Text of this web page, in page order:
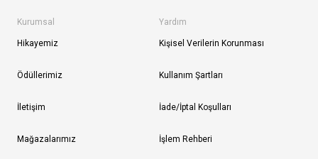
Kurumsal
Hikayemiz
Ödüllerimiz
İletişim
Mağazalarımız
Yardım
Kişisel Verilerin Korunması
Kullanım Şartları
İade/İptal Koşulları
İşlem Rehberi